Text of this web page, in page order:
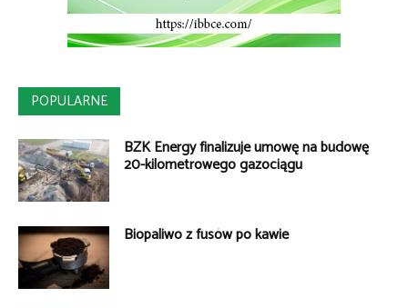
POPULARNE
BZK Energy finalizuje umowę na budowę
20-kilometrowego gazociągu
Biopaliwo z fusów po kawie